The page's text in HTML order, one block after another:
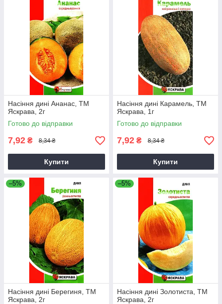
Насіння дині Ананас, ТМ
Яскрава, 2г
Готово до відправки
7,92 ₴ 8,34 ₴
Купити
Насіння дині Карамель, ТМ
Яскрава, 1г
Готово до відправки
7,92 ₴ 8,34 ₴
Купити
–5%
Насіння дині Берегиня, ТМ
Яскрава, 2г
–5%
Насіння дині Золотиста, ТМ
Яскрава, 2г